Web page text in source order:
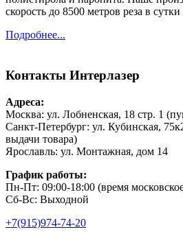
скорость до 8500 метров реза в сутки
Подробнее...
Контакты Интерлазер
Адреса:
Москва: ул. Лобненская, 18 стр. 1
Санкт-Петербург: ул. Кубинская,
выдачи товара)
Ярославль: ул. Монтажная, дом 14
График работы:
Пн-Пт: 09:00-18:00 (время
Сб-Вс: Выходной
+7(915)974-74-20